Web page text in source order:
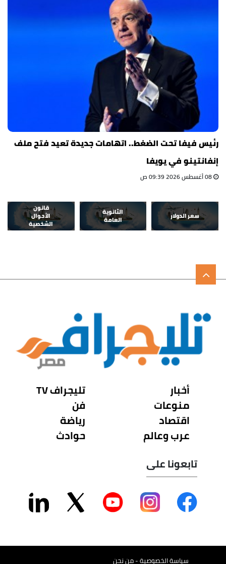
رئيس فيفا تحت الضغط.. اتهامات جديدة تعيد فتح ملف
إنفانتينو في يويفا
سعر الدولار
الثانوية
العامة
قانون
الأحوال
الشخصية
أخبار
منوعات
اقتصاد
عرب وعالم
تليجراف TV
فن
رياضة
حوادث
تابعونا على
سياسة الخصوصية - من نحن